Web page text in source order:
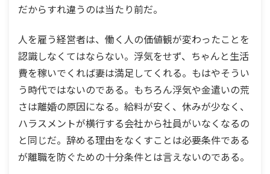
だからすれ違うのは当たり前だ。
人を雇う経営者は、働く人の価値観が変わったことを
認識しなくてはならない。浮気をせず、ちゃんと生活
費を稼いでくれば妻は満足してくれる。もはやそうい
う時代ではないのである。もちろん浮気や金遣いの荒
さは離婚の原因になる。給料が安く、休みが少なく、
ハラスメントが横行する会社から社員がいなくなるの
と同じだ。辞める理由をなくすことは必要条件である
が離職を防ぐための十分条件とは言えないのである。